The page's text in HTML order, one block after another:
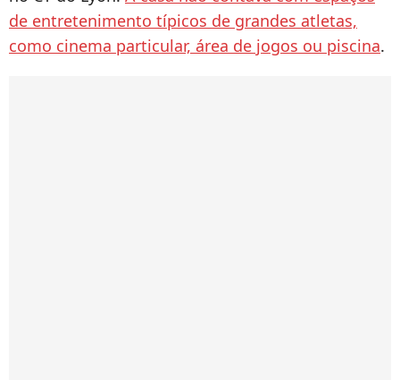
de entretenimento típicos de grandes atletas,
como cinema particular, área de jogos ou piscina.